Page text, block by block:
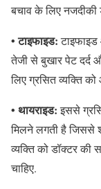
बचाव के लिए नजदीकी
• टाइफाइड:
तेजी से बुखार पेट दर्द
लिए ग्रसित व्यक्ति को
• थायराइड:इससे
मिलने लगती है जिससे
व्यक्ति को डॉक्टर
चाहिए.